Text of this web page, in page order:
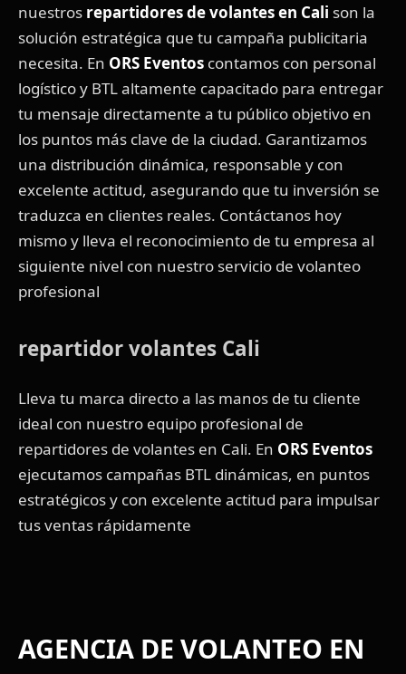
nuestros repartidores de volantes en Cali son la
solución estratégica que tu campaña publicitaria
necesita. En ORS Eventos contamos con personal
logístico y BTL altamente capacitado para entregar
tu mensaje directamente a tu público objetivo en
los puntos más clave de la ciudad. Garantizamos
una distribución dinámica, responsable y con
excelente actitud, asegurando que tu inversión se
traduzca en clientes reales. Contáctanos hoy
mismo y lleva el reconocimiento de tu empresa al
siguiente nivel con nuestro servicio de volanteo
profesional
repartidor volantes Cali
Lleva tu marca directo a las manos de tu cliente
ideal con nuestro equipo profesional de
repartidores de volantes en Cali. En ORS Eventos
ejecutamos campañas BTL dinámicas, en puntos
estratégicos y con excelente actitud para impulsar
tus ventas rápidamente
AGENCIA DE VOLANTEO EN